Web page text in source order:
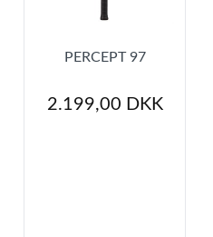
PERCEPT 97
2.199,00 DKK